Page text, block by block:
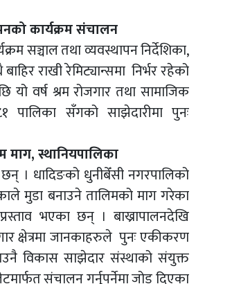
कार्यक्रम संचालन
सञ्चाल तथा व्यवस्थापन निर्देशिका,
राखी रेमिट्यान्समा निर्भर रहेको
वर्ष श्रम रोजगार तथा सामाजिक
पालिका सँगको साझेदारीमा पुनः
माग, स्थानियपालिका
। धादिङको धुनीबेँसी नगरपालिको
मुडा बनाउने तालिमको माग गरेका
भएका छन् । बाख्रापालनदेखि
क्षेत्रमा जानकाहरुले पुनः एकीकरण
विकास साझेदार संस्थाको संयुक्त
संचालन गर्नुपर्नेमा जोड दिएका